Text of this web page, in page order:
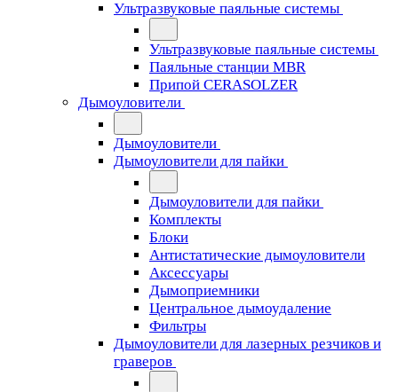
Ультразвуковые паяльные системы
Ультразвуковые паяльные системы
Паяльные станции MBR
Припой CERASOLZER
Дымоуловители
Дымоуловители
Дымоуловители для пайки
Дымоуловители для пайки
Комплекты
Блоки
Антистатические дымоуловители
Аксессуары
Дымоприемники
Центральное дымоудаление
Фильтры
Дымоуловители для лазерных резчиков и
граверов